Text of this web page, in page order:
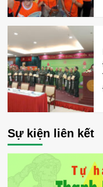
Sự kiện liên kết